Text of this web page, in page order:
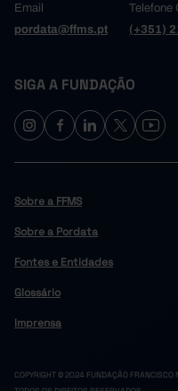
Email
pordata@ffms.pt
Telefone
(+351)
SIGA A FUNDAÇÃO
Sobre a FFMS
Sobre a Pordata
Fontes e Entidades
Glossário
Imprensa
COPYRIGHT © 2024 FUNDAÇÃO FRANCISCO